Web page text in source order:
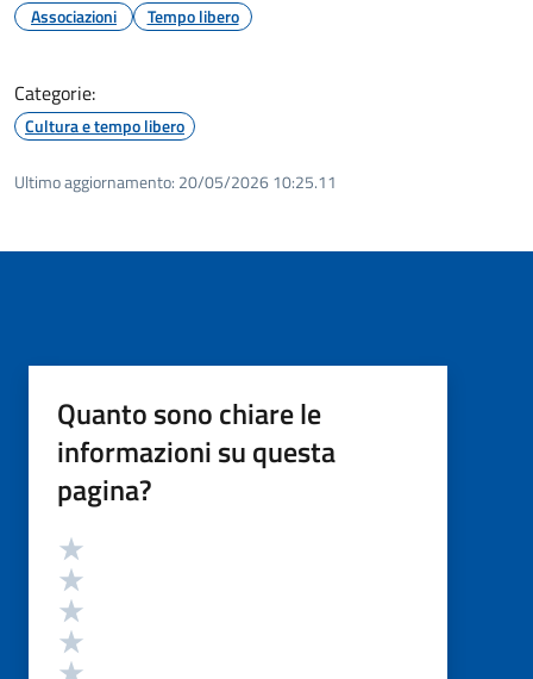
Associazioni Tempo libero
Categorie:
Cultura e tempo libero
Ultimo aggiornamento: 20/05/2026 10:25.11
Quanto sono chiare le
informazioni su questa
pagina?
Valutazione